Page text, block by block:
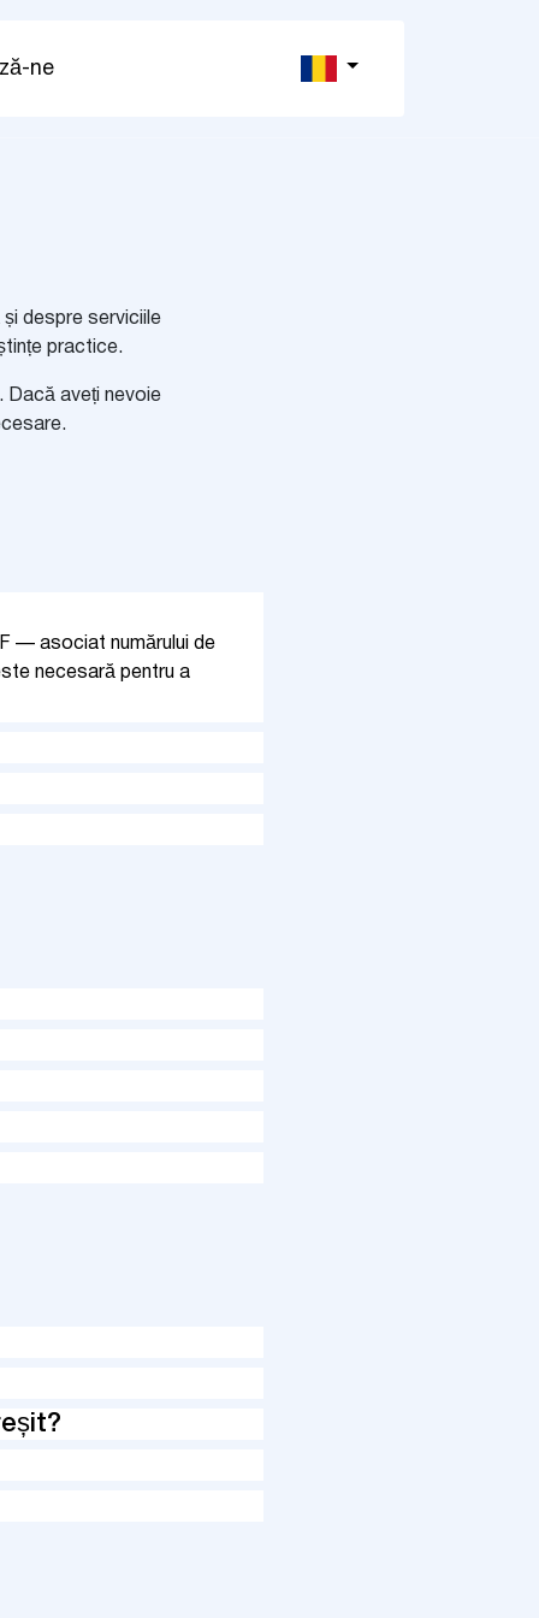
ne
despre serviciile
practice.
Dacă aveți nevoie
— asociat numărului de
necesară pentru a